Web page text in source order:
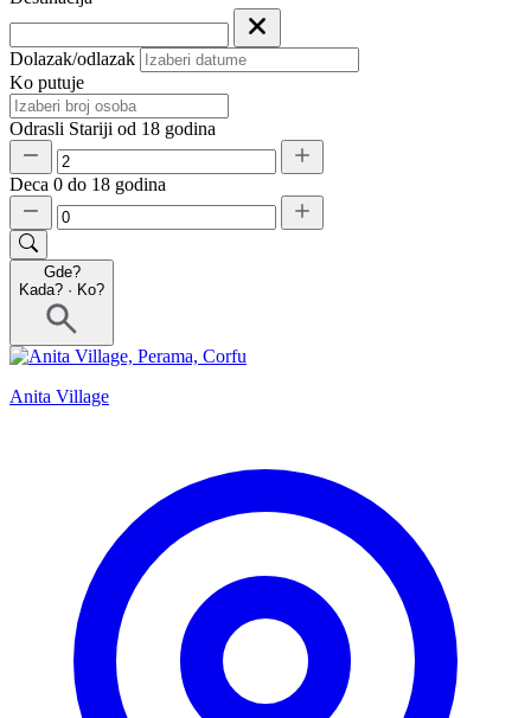
Dolazak/odlazak
Ko putuje
Odrasli Stariji od 18 godina
Deca 0 do 18 godina
Gde?
Kada? · Ko?
Anita Village